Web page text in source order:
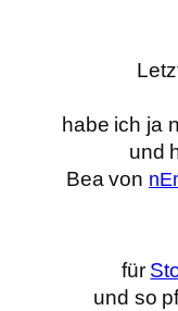
habe ich ja
und
Bea von
für
und so